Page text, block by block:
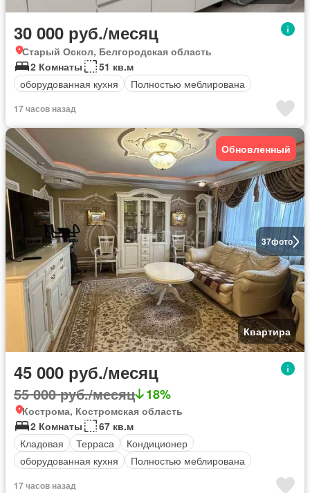
30 000 руб./месяц
Старый Оскол, Белгородская область
2 Комнаты
51 кв.м
оборудованная кухня
Полностью меблирована
17 часов назад
37фото
Обновленный
Квартира
45 000 руб./месяц
55 000 руб./месяц 18%
Кострома, Костромская область
2 Комнаты
67 кв.м
Кладовая
Терраса
Кондиционер
оборудованная кухня
Полностью меблирована
17 часов назад